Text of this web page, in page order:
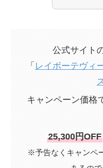
公式サイト
「 レイボーテヴィ
キャンペーン価格
25,300円OFF
※予告なくキャンペ